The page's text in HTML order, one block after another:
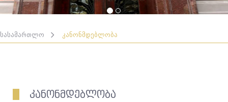
სასამართლო კანონმდებლობა
კანონმდებლობა